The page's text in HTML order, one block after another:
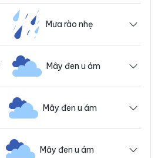
Mưa rào nhẹ
Mây đen u ám
Mây đen u ám
Mây đen u ám